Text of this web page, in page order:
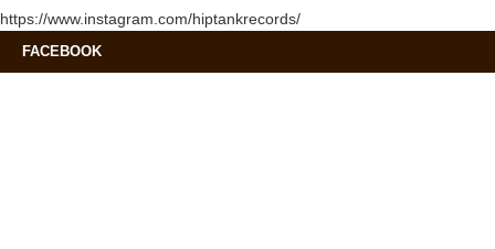
https://www.instagram.com/hiptankrecords/
FACEBOOK